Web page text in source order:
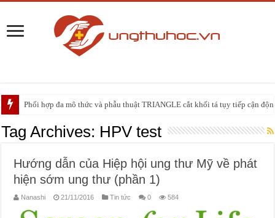
Phối hợp đa mô thức và phẫu thuật TRIANGLE cắt khối tá tụy tiếp cận
PHẪU THUẬT NEUHAUS: GIẢI PHÁP ĐIỀU TRỊ TRIỆT CĂN CHO UNG
Tag Archives: HPV test
Hướng dẫn của Hiệp hội ung thư Mỹ về phát
hiện sớm ung thư (phần 1)
Nanashi 21/11/2016 Tin tức 0 584